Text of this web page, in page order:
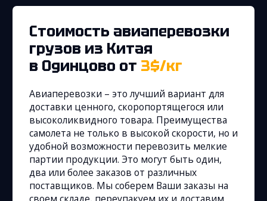
Стоимость авиаперевозки
грузов из Китая
в Одинцово от 3$/кг
Авиаперевозки – это лучший вариант для
доставки ценного, скоропортящегося или
высоколиквидного товара. Преимущества
самолета не только в высокой скорости, но и
удобной возможности перевозить мелкие
партии продукции. Это могут быть один,
два или более заказов от различных
поставщиков. Мы соберем Ваши заказы на